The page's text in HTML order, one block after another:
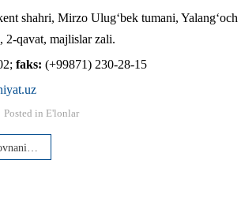
shahri, Mirzo Ulug‘bek tumani,
2-qavat, majlislar zali.
faks: (+99871) 230-28-15
Posted in E'lonlar
to‘g‘risida